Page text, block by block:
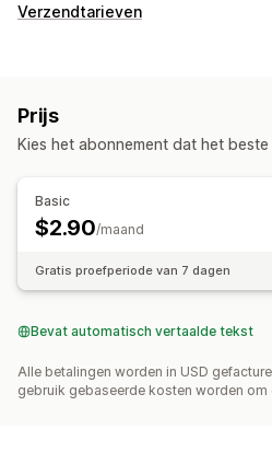
Verzendtarieven
Prijs
Kies het abonnement dat het
Basic
$2.90/maand
Gratis proefperiode van 7 dagen
Bevat automatisch vertaalde tekst
Alle betalingen worden in USD
gebruik gebaseerde kosten worden